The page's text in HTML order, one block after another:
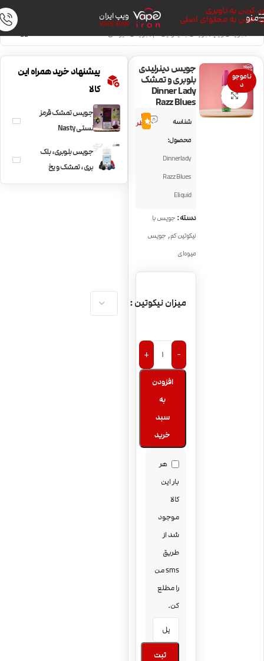
رد کردن به ناوبری
رد کردن به محتوای اصلی
منو ویپ ایران
VAPE IRAN
خانه/جویس ویپ/جویس با نیکوتین کم/جویس میوه‌ای
ناموجو
د
بزرگنمایی تصویر
جویس دینرلیدی
بلوبری و تمشک
Dinner Lady
Razz Blues
شناسه
محصول:
Dinnerlady
Razz Blues
Eliquid
3
نظر5.0
دسته: جویس با
نیکوتین کم, جویس
میوه‌ای
میزان نیکوتین
-
+
افزودن
به
سبد
خرید
هر
بار این
کالا
موجود
شد از
طریق
sms من
را مطلع
کن.
ثبت
پیشنهاد خرید همراه این
کالا
جویس تمشک قرمز
نستی Nasty
جویس بلوبری، بلک
بری، تمشک و یخ
NKD100 Berry